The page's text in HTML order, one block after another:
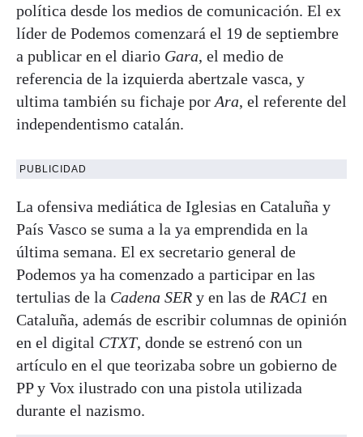
política desde los medios de comunicación. El ex
líder de Podemos comenzará el 19 de septiembre
a publicar en el diario Gara, el medio de
referencia de la izquierda abertzale vasca, y
ultima también su fichaje por Ara, el referente del
independentismo catalán.
PUBLICIDAD
La ofensiva mediática de Iglesias en Cataluña y
País Vasco se suma a la ya emprendida en la
última semana. El ex secretario general de
Podemos ya ha comenzado a participar en las
tertulias de la Cadena SER y en las de RAC1 en
Cataluña, además de escribir columnas de opinión
en el digital CTXT, donde se estrenó con un
artículo en el que teorizaba sobre un gobierno de
PP y Vox ilustrado con una pistola utilizada
durante el nazismo.